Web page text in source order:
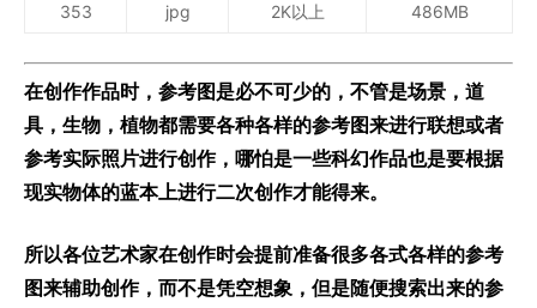
353 jpg 2K以上 486MB
在创作作品时，参考图是必不可少的，不管是场景，道
具，生物，植物都需要各种各样的参考图来进行联想或者
参考实际照片进行创作，哪怕是一些科幻作品也是要根据
现实物体的蓝本上进行二次创作才能得来。
所以各位艺术家在创作时会提前准备很多各式各样的参考
图来辅助创作，而不是凭空想象，但是随便搜索出来的参